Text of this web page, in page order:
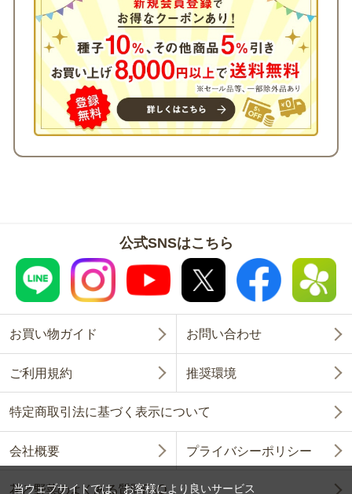
公式SNSはこちら
お買い物ガイド お問い合わせ
ご利用規約 推奨環境
特定商取引法に基づく表示について
会社概要 プライバシーポリシー
花と野菜のよくある質問FAQ
当ウェブサイトでは、お客様により良いサービス